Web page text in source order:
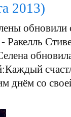
2013)
Ракелль
: Каждый
днём со